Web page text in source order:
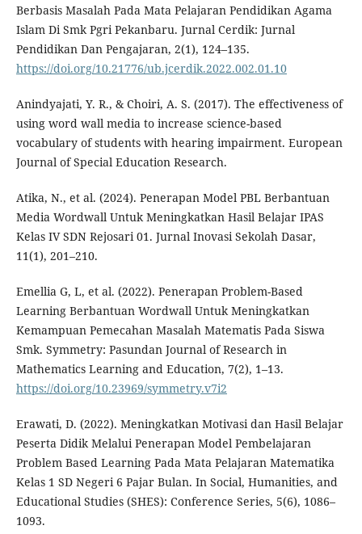
Berbasis Masalah Pada Mata Pelajaran Pendidikan Agama
Islam Di Smk Pgri Pekanbaru. Jurnal Cerdik: Jurnal
Pendidikan Dan Pengajaran, 2(1), 124–135.
https://doi.org/10.21776/ub.jcerdik.2022.002.01.10
Anindyajati, Y. R., & Choiri, A. S. (2017). The effectiveness of
using word wall media to increase science-based
vocabulary of students with hearing impairment. European
Journal of Special Education Research.
Atika, N., et al. (2024). Penerapan Model PBL Berbantuan
Media Wordwall Untuk Meningkatkan Hasil Belajar IPAS
Kelas IV SDN Rejosari 01. Jurnal Inovasi Sekolah Dasar,
11(1), 201–210.
Emellia G, L, et al. (2022). Penerapan Problem-Based
Learning Berbantuan Wordwall Untuk Meningkatkan
Kemampuan Pemecahan Masalah Matematis Pada Siswa
Smk. Symmetry: Pasundan Journal of Research in
Mathematics Learning and Education, 7(2), 1–13.
https://doi.org/10.23969/symmetry.v7i2
Erawati, D. (2022). Meningkatkan Motivasi dan Hasil Belajar
Peserta Didik Melalui Penerapan Model Pembelajaran
Problem Based Learning Pada Mata Pelajaran Matematika
Kelas 1 SD Negeri 6 Pajar Bulan. In Social, Humanities, and
Educational Studies (SHES): Conference Series, 5(6), 1086–
1093.